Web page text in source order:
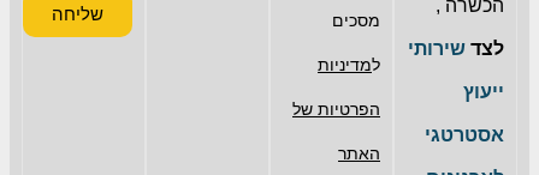
הכשרה ,
לצד שירותי
ייעוץ
אסטרטגי
מסכים
למדיניות
הפרטיות של
האתר
שליחה